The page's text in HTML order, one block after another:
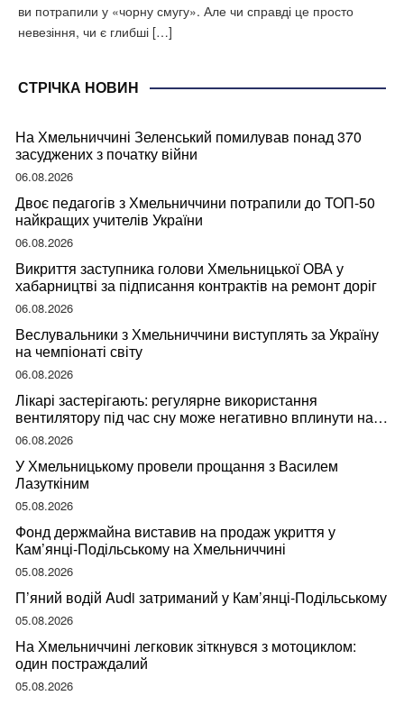
ви потрапили у «чорну смугу». Але чи справді це просто
невезіння, чи є глибші […]
СТРІЧКА НОВИН
На Хмельниччині Зеленський помилував понад 370
засуджених з початку війни
06.08.2026
Двоє педагогів з Хмельниччини потрапили до ТОП-50
найкращих учителів України
06.08.2026
Викриття заступника голови Хмельницької ОВА у
хабарництві за підписання контрактів на ремонт доріг
06.08.2026
Веслувальники з Хмельниччини виступлять за Україну
на чемпіонаті світу
06.08.2026
Лікарі застерігають: регулярне використання
вентилятору під час сну може негативно вплинути на
ваше здоров’я
06.08.2026
У Хмельницькому провели прощання з Василем
Лазуткіним
05.08.2026
Фонд держмайна виставив на продаж укриття у
Кам’янці-Подільському на Хмельниччині
05.08.2026
П’яний водій Audi затриманий у Кам’янці-Подільському
05.08.2026
На Хмельниччині легковик зіткнувся з мотоциклом:
один постраждалий
05.08.2026